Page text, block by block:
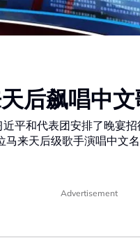
后飙唱中
平和代表团安排了晚宴
来天后级歌手演唱中文
Advertisement